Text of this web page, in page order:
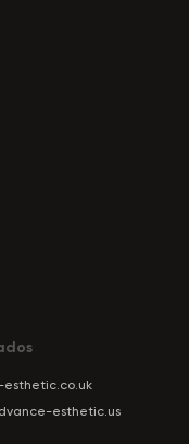
esthetic.co.uk
esthetic.us